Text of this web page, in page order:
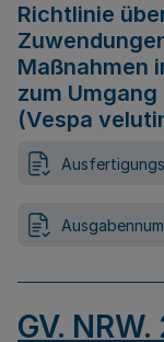
Richtlinie
Maßnahmen
zum
(Vespa
GV.